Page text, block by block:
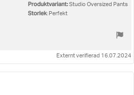
Produktvariant:Studio Oversized Pants
Storlek: Perfekt
Externt verifierad 16.07.2024